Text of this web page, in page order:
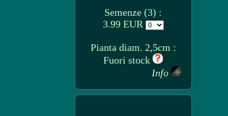
Semenze (3) :
3.99 EUR
Pianta diam. 2,5cm :
Fuori stock
Info